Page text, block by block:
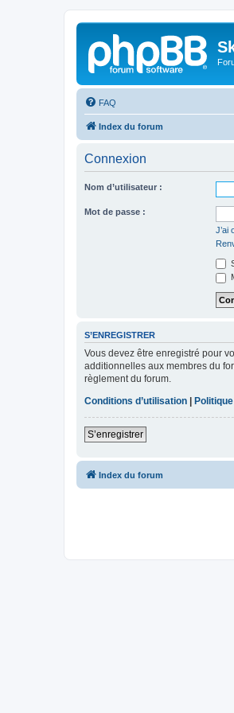
FAQ
Index du forum
Connexion
Nom d’utilisateur :
Mot de passe :
J’ai
S’ENREGISTRER
Vous devez être enregistré pour
additionnelles aux membres du
règlement du forum.
Conditions d’utilisation
S’enregistrer
Index du forum